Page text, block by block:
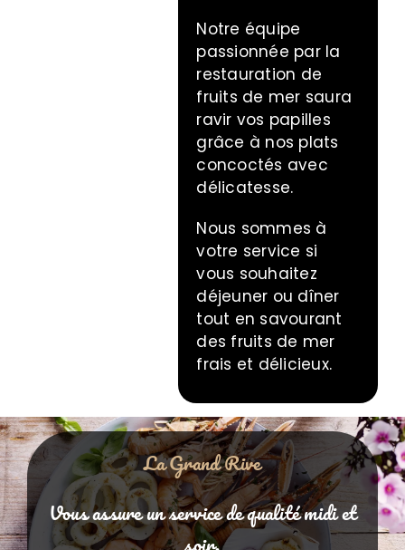
Notre équipe
passionnée par la
restauration de
fruits de mer saura
ravir vos papilles
grâce à nos plats
concoctés avec
délicatesse.
Nous sommes à
votre service si
vous souhaitez
déjeuner ou dîner
tout en savourant
des fruits de mer
frais et délicieux.
La Grand Rive
Vous assure un service de qualité midi et